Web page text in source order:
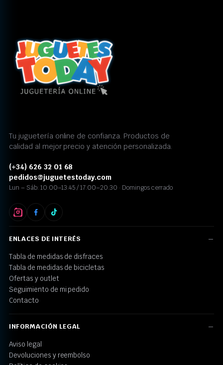
Tu juguetería online de confianza. Productos de
calidad al mejor precio y atención personalizada.
(+34) 626 32 01 68
pedidos@juguetestoday.com
Lun – Sáb: 10:00–13:45 / 17:00–20:30 · Domingos cerrado
ENLACES DE INTERÉS
Tabla de medidas de disfraces
Tabla de medidas de bicicletas
Ofertas y outlet
Seguimiento de mi pedido
Contacto
INFORMACIÓN LEGAL
Aviso legal
Devoluciones y reembolso